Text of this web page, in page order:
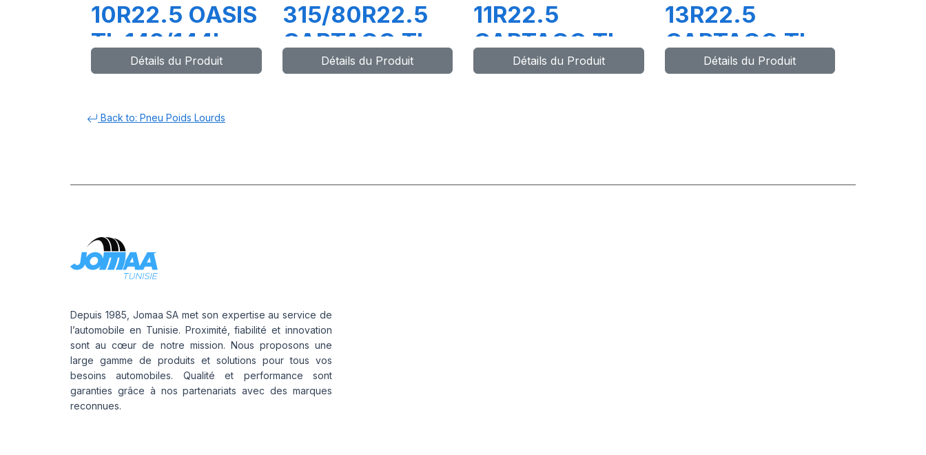
10R22.5 OASIS
TL 142/144L
Détails du Produit
315/80R22.5
CARTAGO TL
154/150M
Détails du Produit
11R22.5
CARTAGO TL
148/145M
Détails du Produit
13R22.5
CARTAGO TL
154/150M
Détails du Produit
Back to: Pneu Poids Lourds
Depuis 1985, Jomaa SA met son expertise au service de
l’automobile en Tunisie. Proximité, fiabilité et innovation
sont au cœur de notre mission. Nous proposons une
large gamme de produits et solutions pour tous vos
besoins automobiles. Qualité et performance sont
garanties grâce à nos partenariats avec des marques
reconnues.